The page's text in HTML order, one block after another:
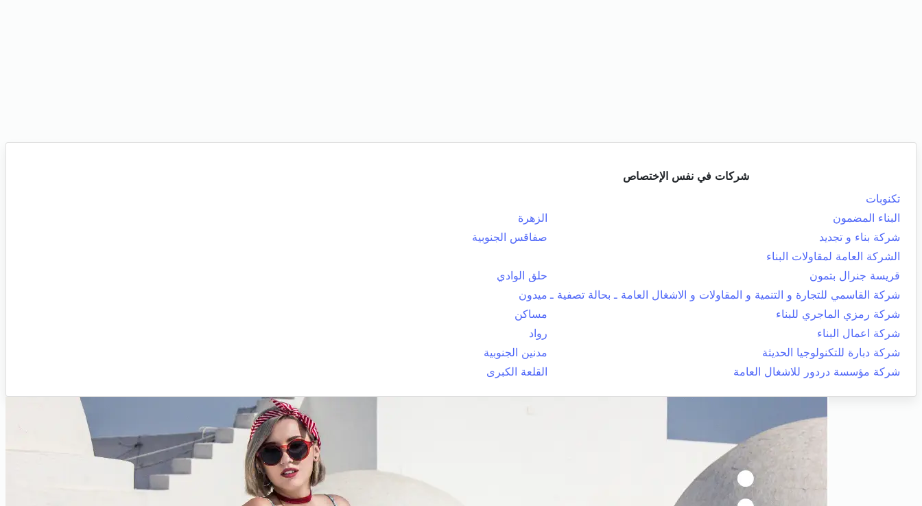
شركات في نفس الإختصاص
تكنوبات
البناء المضمون
الزهرة
شركة بناء و تجديد
صفاقس الجنوبية
الشركة العامة لمقاولات البناء
قريسة جنرال بتمون
حلق الوادي
شركة القاسمي للتجارة و التنمية و المقاولات و الاشغال العامة ـ بحالة تصفية ـ ميدون
شركة رمزي الماجري للبناء
مساكن
شركة اعمال البناء
رواد
شركة دبارة للتكنولوجيا الحديثة
مدنين الجنوبية
شركة مؤسسة دردور للاشغال العامة
القلعة الكبرى